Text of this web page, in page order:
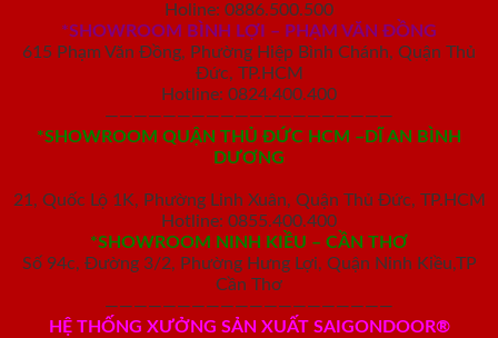
Holine: 0886.500.500
*SHOWROOM BÌNH LỢI – PHẠM VĂN ĐỒNG
615 Phạm Văn Đồng, Phường Hiệp Bình Chánh, Quận Thủ
Đức, TP.HCM
Hotline: 0824.400.400
————————————————————
*SHOWROOM QUẬN THỦ ĐỨC HCM –DĨ AN BÌNH
DƯƠNG
21, Quốc Lộ 1K, Phường Linh Xuân, Quận Thủ Đức, TP.HCM
Hotline: 0855.400.400
*SHOWROOM NINH KIỀU – CẦN THƠ
Số 94c, Đường 3/2, Phường Hưng Lợi, Quận Ninh Kiều,TP
Cần Thơ
————————————————————
HỆ THỐNG XƯỞNG SẢN XUẤT SAIGONDOOR®